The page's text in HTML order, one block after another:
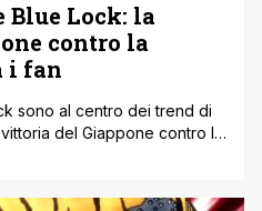
Blue Lock: la
contro la
i fan
sono al centro dei trend di
del Giappone contro la
sempre affrontato partite